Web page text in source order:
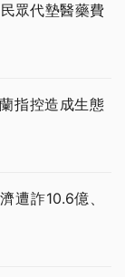
眾代墊醫藥費
指控造成生態
遭詐10.6億、